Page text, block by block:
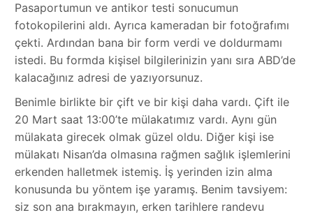
Pasaportumun ve antikor testi sonucumun
fotokopilerini aldı. Ayrıca kameradan bir fotoğrafımı
çekti. Ardından bana bir form verdi ve doldurmamı
istedi. Bu formda kişisel bilgilerinizin yanı sıra ABD’de
kalacağınız adresi de yazıyorsunuz.
Benimle birlikte bir çift ve bir kişi daha vardı. Çift ile
20 Mart saat 13:00’te mülakatımız vardı. Aynı gün
mülakata girecek olmak güzel oldu. Diğer kişi ise
mülakatı Nisan’da olmasına rağmen sağlık işlemlerini
erkenden halletmek istemiş. İş yerinden izin alma
konusunda bu yöntem işe yaramış. Benim tavsiyem:
siz son ana bırakmayın, erken tarihlere randevu